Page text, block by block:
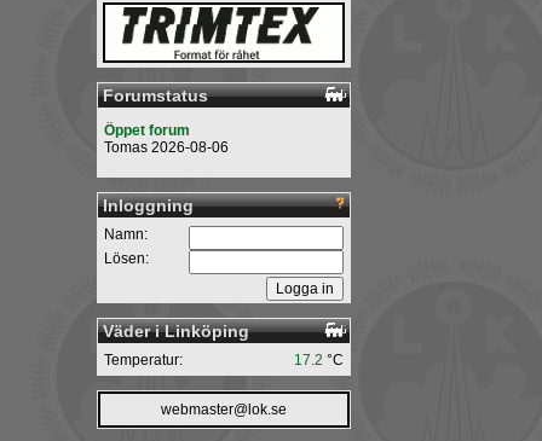
Forumstatus
Öppet forum
Tomas 2026-08-06
Inloggning
Namn:
Lösen:
Väder i Linköping
17.2 °C
Temperatur:
webmaster@lok.se